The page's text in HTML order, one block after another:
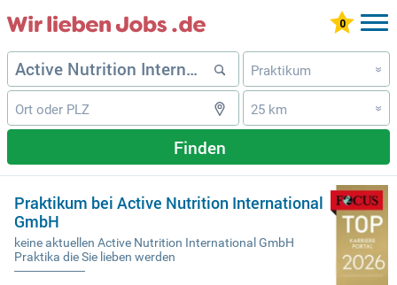
Praktikum »
25 km »
Finden
Praktikum bei Active Nutrition International
GmbH
keine aktuellen Active Nutrition International GmbH
Praktika die Sie lieben werden